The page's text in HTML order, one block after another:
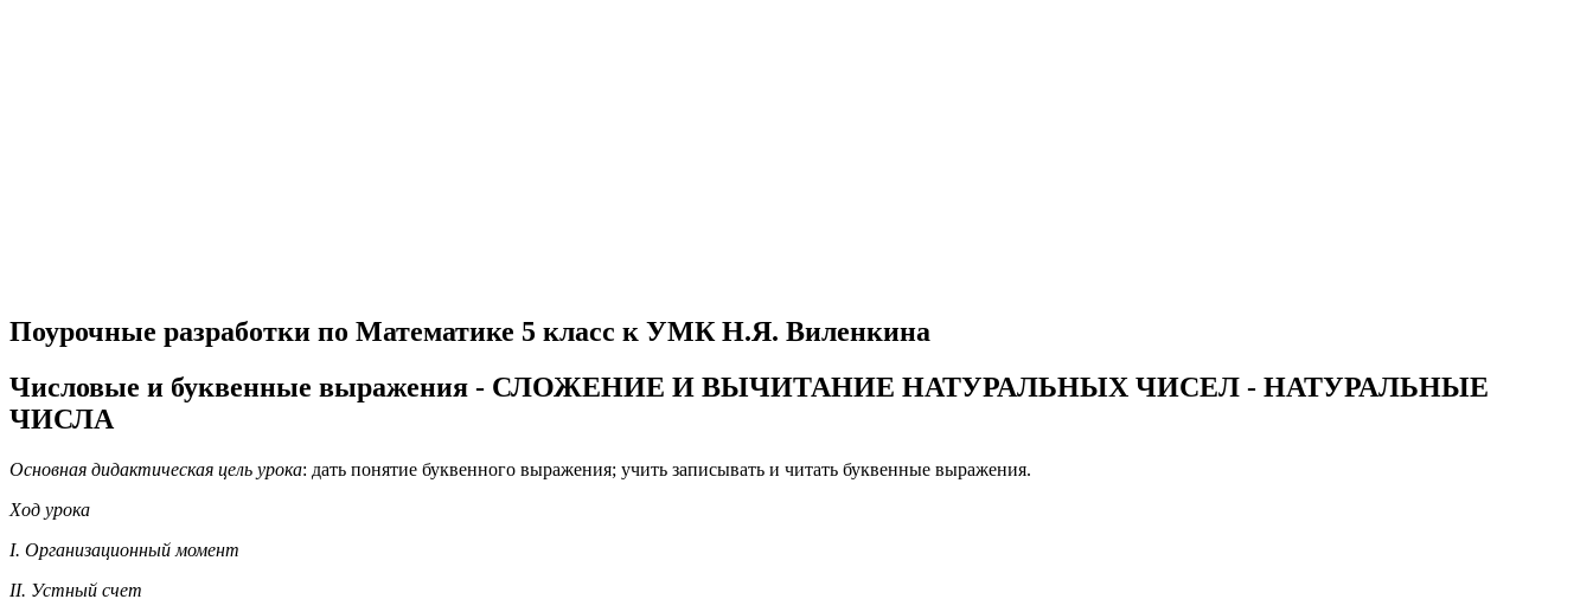
Поурочные разработки по Математике 5 класс к УМК Н.Я. Виленкина
Числовые и буквенные выражения - СЛОЖЕНИЕ И ВЫЧИТАНИЕ НАТУРАЛЬНЫХ ЧИСЕЛ - НАТУРАЛЬНЫЕ
ЧИСЛА
Основная дидактическая цель урока: дать понятие буквенного выражения; учить записывать и читать буквенные выражения.
Ход урока
I. Организационный момент
II. Устный счет